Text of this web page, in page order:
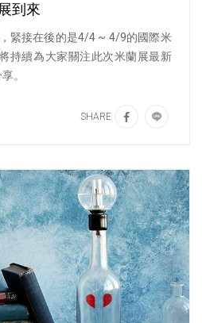
到來
緊接在後的是4/4 ~ 4/9的國際米
持續為大家關注此次米蘭展最新
。
SHARE